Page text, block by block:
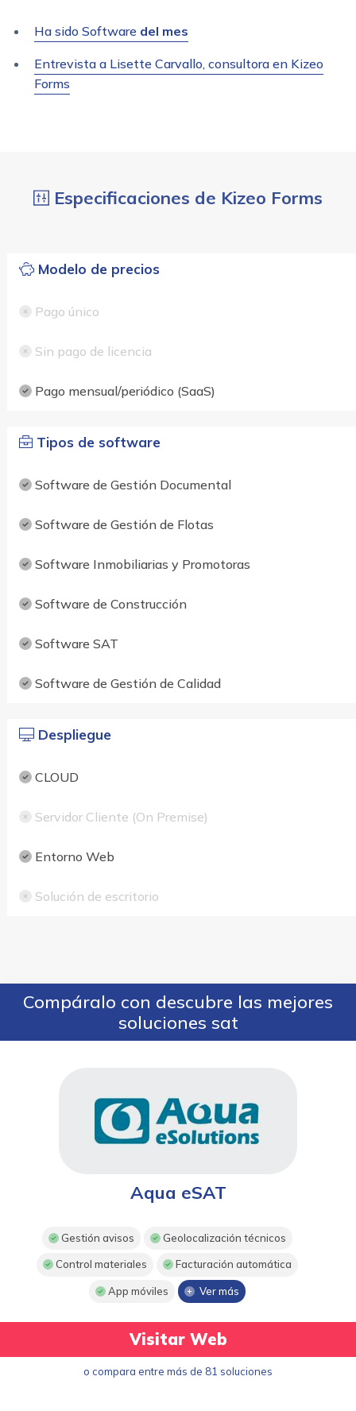
Ha sido Software del mes
Entrevista a Lisette Carvallo, consultora en Kizeo
Forms
Especificaciones de Kizeo Forms
Modelo de precios
Pago único
Sin pago de licencia
Pago mensual/periódico (SaaS)
Tipos de software
Software de Gestión Documental
Software de Gestión de Flotas
Software Inmobiliarias y Promotoras
Software de Construcción
Software SAT
Software de Gestión de Calidad
Despliegue
CLOUD
Servidor Cliente (On Premise)
Entorno Web
Solución de escritorio
Compáralo con descubre las mejores
soluciones sat
Aqua eSAT
Gestión avisos Geolocalización técnicos
Control materiales Facturación automática
App móviles Ver más
Visitar Web
o compara entre más de 81 soluciones